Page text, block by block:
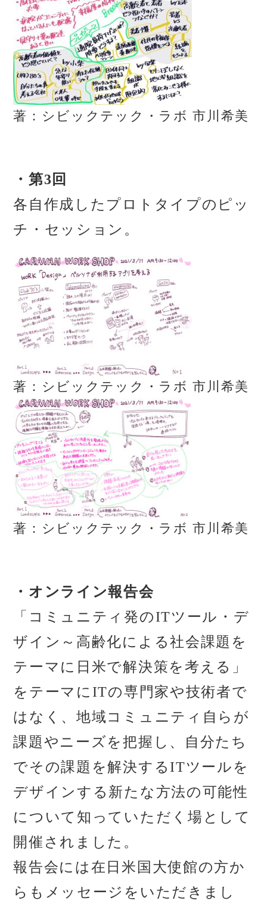
著：シビックテック・ラボ 市川希美
・第3回
各自作成したプロトタイプのピッ
チ・セッション。
著：シビックテック・ラボ 市川希美
著：シビックテック・ラボ 市川希美
・オンライン報告会
「コミュニティ発のITツール・デ
ザイン～高齢化による社会課題を
テーマに日米で解決策を考える」
をテーマにITの専門家や技術者で
はなく、地域コミュニティ自らが
課題やニーズを把握し、自分たち
でその課題を解決するITツールを
デザインする新たな方法の可能性
について知っていただく場として
開催されました。
報告会には在日米国大使館の方か
らもメッセージをいただきまし